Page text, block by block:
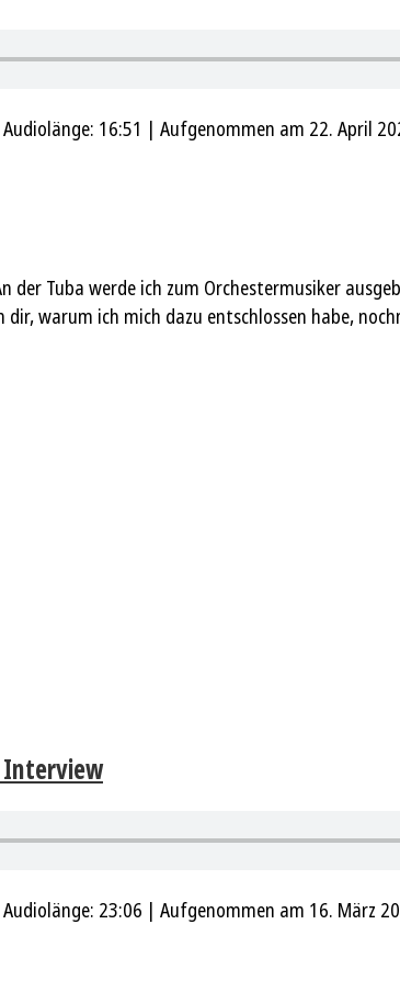
Audiolänge: 16:51 | Aufgenommen am 22. April
der Tuba werde ich zum Orchestermusiker
warum ich mich dazu entschlossen habe,
Interview
Audiolänge: 23:06 | Aufgenommen am 16. März